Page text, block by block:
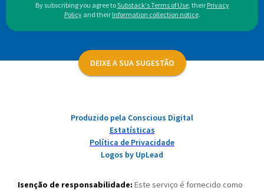
By subscribing you agree toSubstack's Terms of Use, their Privacy
Policy and their Information collection notice.
DEIXE A SUA SUGESTÃO
Produzido pela Conscious Digital
Estatísticas
Política de Privacidade
Logos by UpLead
Isenção de responsabilidade: Este serviço é fornecido como